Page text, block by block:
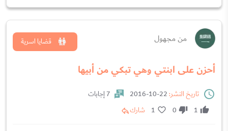
من مجهول
أحزن على ابنتي وهي تبكي من أبيها
قضايا اسرية
تاريخ النشر:
7 إجابات
1
0
1 شارك